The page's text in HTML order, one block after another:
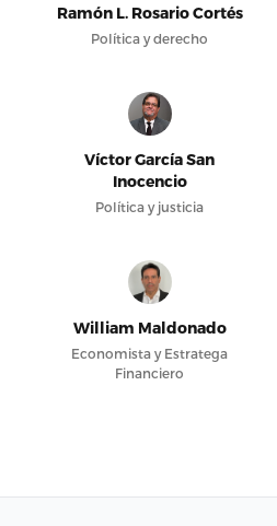
Ramón L. Rosario Cortés
Política y derecho
Víctor García San
Inocencio
Política y justicia
William Maldonado
Economista y Estratega
Financiero